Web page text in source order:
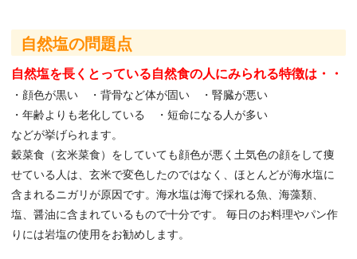
自然塩の問題点
自然塩を長くとっている自然食の人にみられる特徴は・・
・顔色が黒い ・背骨など体が固い ・腎臓が悪い
・年齢よりも老化している ・短命になる人が多い
などが挙げられます。
穀菜食（玄米菜食）をしていても顔色が悪く土気色の顔をして痩
せている人は、玄米で変色したのではなく、ほとんどが海水塩に
含まれるニガリが原因です。海水塩は海で採れる魚、海藻類、
塩、醤油に含まれているもので十分です。 毎日のお料理やパン作
りには岩塩の使用をお勧めします。